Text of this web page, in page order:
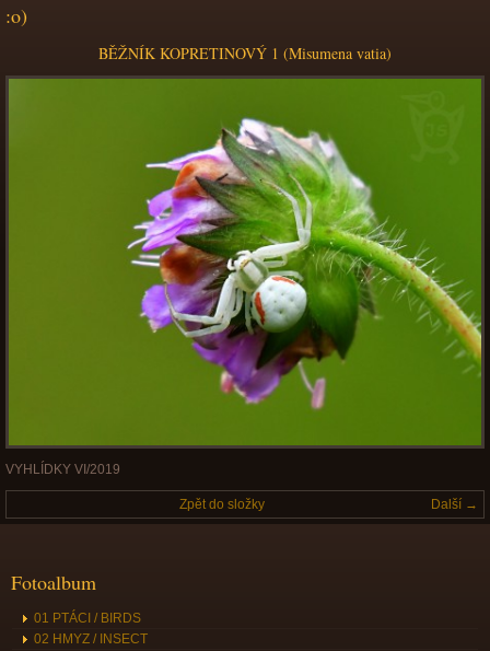
:o)
BĚŽNÍK KOPRETINOVÝ 1 (Misumena vatia)
VYHLÍDKY VI/2019
Další →
Zpět do složky
Fotoalbum
01 PTÁCI / BIRDS
02 HMYZ / INSECT